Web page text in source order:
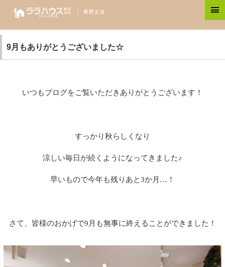
9月もありがとうございました☆
いつもブログをご覧いただきありがとうございます！
すっかり秋らしくなり
涼しい毎日が続くようになってきました♪
早いもので今年も残りあと3か月…！
さて、皆様のおかげで9月も無事に終えることができました！